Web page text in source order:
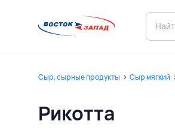
Сыр, сырные продукты Сыр мягкий
Рикотта